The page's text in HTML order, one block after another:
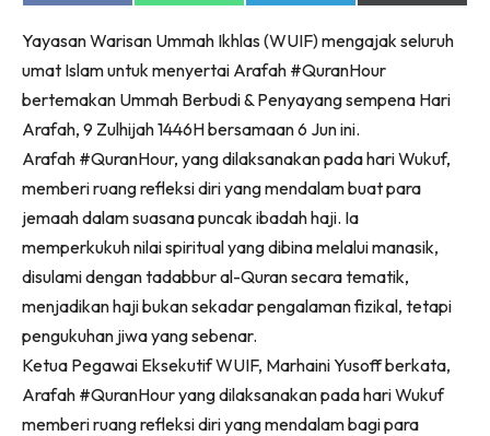
Ruang Makan
Ruang Tamu
Menarik Lagi
Casa Impiana
Impiana Makeover
Makeover Ruang Selebriti
Destinasi
Hotel
Kafe
Hartanah
High Rise
Landed
Video
on
on
on
on
(Twitter)
Yayasan Warisan Ummah Ikhlas (WUIF) mengajak seluruh
umat Islam untuk menyertai Arafah #QuranHour
bertemakan Ummah Berbudi & Penyayang sempena Hari
Arafah, 9 Zulhijah 1446H bersamaan 6 Jun ini.
Arafah #QuranHour, yang dilaksanakan pada hari Wukuf,
memberi ruang refleksi diri yang mendalam buat para
jemaah dalam suasana puncak ibadah haji. Ia
memperkukuh nilai spiritual yang dibina melalui manasik,
disulami dengan tadabbur al-Quran secara tematik,
menjadikan haji bukan sekadar pengalaman fizikal, tetapi
pengukuhan jiwa yang sebenar.
Ketua Pegawai Eksekutif WUIF, Marhaini Yusoff berkata,
Arafah #QuranHour yang dilaksanakan pada hari Wukuf
memberi ruang refleksi diri yang mendalam bagi para